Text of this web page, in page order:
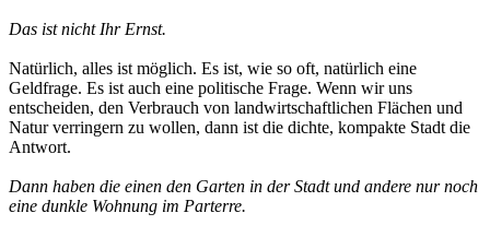
Das ist nicht Ihr Ernst.
Natürlich, alles ist möglich. Es ist, wie so oft, natürlich eine
Geldfrage. Es ist auch eine politische Frage. Wenn wir uns
entscheiden, den Verbrauch von landwirtschaftlichen Flächen und
Natur verringern zu wollen, dann ist die dichte, kompakte Stadt die
Antwort.
Dann haben die einen den Garten in der Stadt und andere nur noch
eine dunkle Wohnung im Parterre.